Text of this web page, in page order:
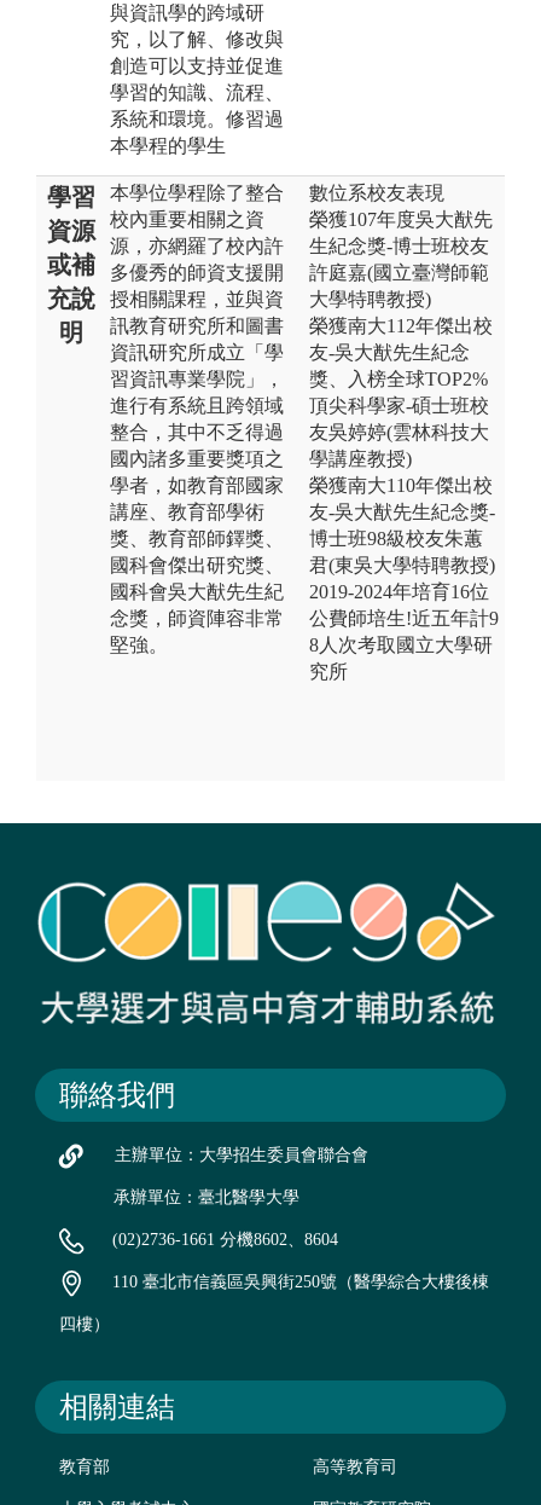
與資訊學的跨域研
究，以了解、修改與
創造可以支持並促進
學習的知識、流程、
系統和環境。修習過
本學程的學生
學習
資源
或補
充說
明
本學位學程除了整合
校內重要相關之資
源，亦網羅了校內許
多優秀的師資支援開
授相關課程，並與資
訊教育研究所和圖書
資訊研究所成立「學
習資訊專業學院」，
進行有系統且跨領域
整合，其中不乏得過
國內諸多重要獎項之
學者，如教育部國家
講座、教育部學術
獎、教育部師鐸獎、
國科會傑出研究獎、
國科會吳大猷先生紀
念獎，師資陣容非常
堅強。
數位系校友表現
榮獲107年度吳大猷先
生紀念獎-博士班校友
許庭嘉(國立臺灣師範
大學特聘教授)
榮獲南大112年傑出校
友-吳大猷先生紀念
獎、入榜全球TOP2%
頂尖科學家-碩士班校
友吳婷婷(雲林科技大
學講座教授)
榮獲南大110年傑出校
友-吳大猷先生紀念獎-
博士班98級校友朱蕙
君(東吳大學特聘教授)
2019-2024年培育16位
公費師培生!近五年計9
8人次考取國立大學研
究所
聯絡我們
主辦單位：大學招生委員會聯合會
承辦單位：臺北醫學大學
(02)2736-1661 分機8602、8604
110 臺北市信義區吳興街250號（醫學綜合大樓後棟
四樓）
相關連結
教育部 高等教育司